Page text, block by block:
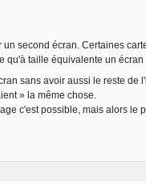
second écran. Certaines
taille équivalente un
sans avoir aussi le reste
» la même chose.
c'est possible, mais alors